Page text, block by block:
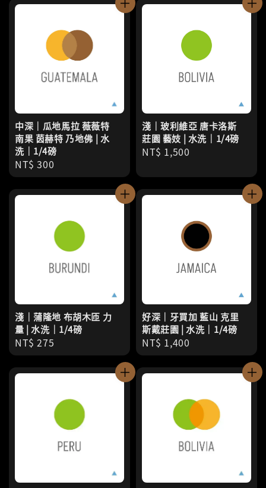
中深｜瓜地馬拉 薇薇特
南果 茵赫特 乃地佛 | 水
洗｜1/4磅
Regular
price
NT$ 300
淺｜玻利維亞 唐卡洛斯
莊園 藝妓 | 水洗｜1/4磅
Regular
NT$ 1,500
淺｜蒲隆地 布胡木匝 力
量 | 水洗｜1/4磅
Regular
price
NT$ 275
好深｜牙買加 藍山 克里
斯戴莊園 | 水洗｜1/4磅
Regular
price
NT$ 1,400